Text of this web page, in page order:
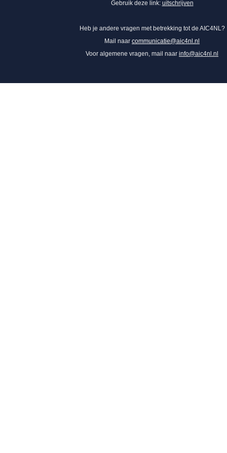
Gebruik deze link: uitschrijven
Heb je andere vragen met betrekking tot de AIC4NL?
Mail naar communicatie@aic4nl.nl
Voor algemene vragen, mail naar info@aic4nl.nl